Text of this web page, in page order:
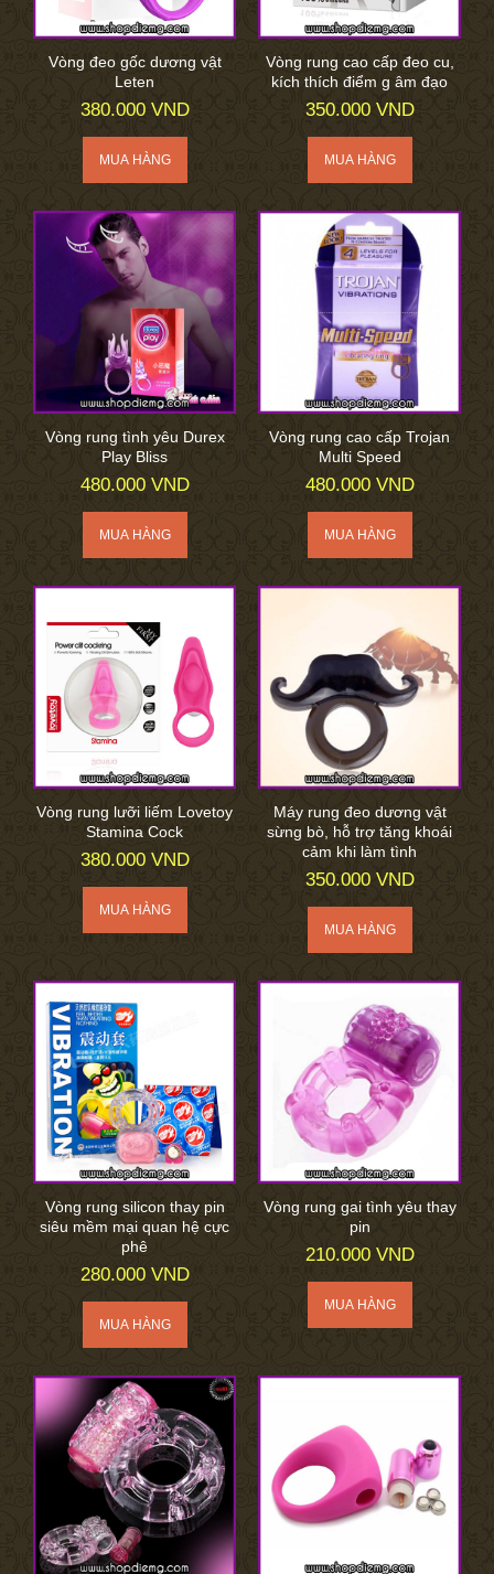
Vòng đeo gốc dương vật
Leten
380.000 VND
Vòng rung cao cấp đeo cu,
kích thích điểm g âm đạo
350.000 VND
Vòng rung tình yêu Durex
Play Bliss
480.000 VND
Vòng rung cao cấp Trojan
Multi Speed
480.000 VND
Vòng rung lưỡi liếm Lovetoy
Stamina Cock
380.000 VND
Máy rung đeo dương vật
sừng bò, hỗ trợ tăng khoái
cảm khi làm tình
350.000 VND
Vòng rung silicon thay pin
siêu mềm mại quan hệ cực
phê
280.000 VND
Vòng rung gai tình yêu thay
pin
210.000 VND